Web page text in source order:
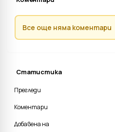
Все още няма коментари
Статистика
Прегледи
Коментари
Добавена на